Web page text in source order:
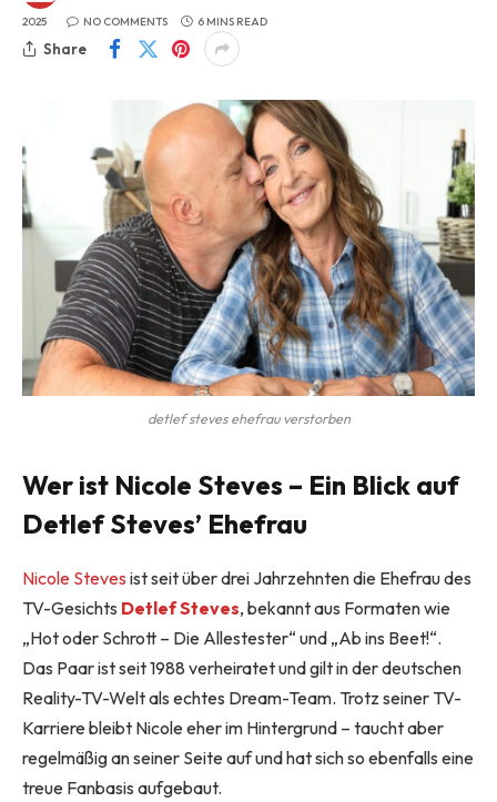
2025 NO COMMENTS 6 MINS READ
Share
detlef steves ehefrau verstorben
Wer ist Nicole Steves – Ein Blick auf
Detlef Steves’ Ehefrau
Nicole Steves ist seit über drei Jahrzehnten die Ehefrau des
TV-Gesichts Detlef Steves, bekannt aus Formaten wie
„Hot oder Schrott – Die Allestester“ und „Ab ins Beet!“.
Das Paar ist seit 1988 verheiratet und gilt in der deutschen
Reality-TV-Welt als echtes Dream-Team. Trotz seiner TV-
Karriere bleibt Nicole eher im Hintergrund – taucht aber
regelmäßig an seiner Seite auf und hat sich so ebenfalls eine
treue Fanbasis aufgebaut.